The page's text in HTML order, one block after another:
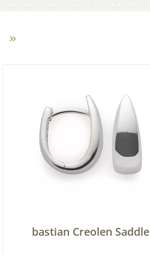
bastian Creolen Saddle